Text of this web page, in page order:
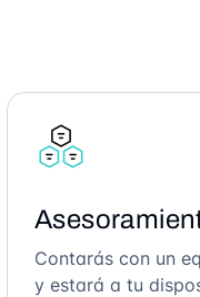
Contarás con un
y estará a tu